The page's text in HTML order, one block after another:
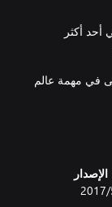
أحد أكثر
في مهمة عالم
تعاونية
المتقدمة
تتضمن
الإصدار